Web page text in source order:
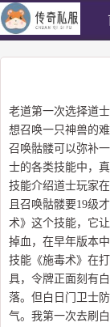
老道第一次选择道
想召唤一只神兽的
召唤骷髅可以弥补
士的各类技能中，
技能介绍道士玩家
且召唤骷髅要19级
术》这个技能，它
掉血，在早年版本
技能《施毒术》在
具，令牌正面刻有
落。但白日门卫士
气。我第一次去刷